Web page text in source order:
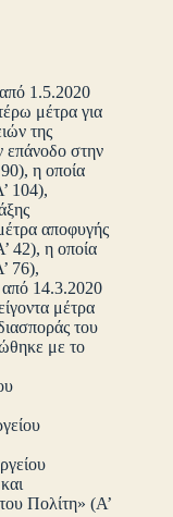
1.5.2020
μέτρα για
της
επάνοδο στην
η οποία
104),
αποφυγής
42), η οποία
76),
από 14.3.2020
μέτρα
του
με το
Πολίτη» (Α’